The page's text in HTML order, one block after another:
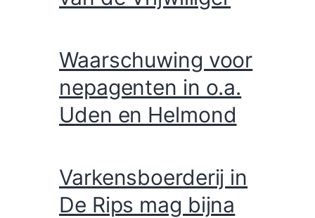
Waarschuwing voor
nepagenten in o.a.
Uden en Helmond
Varkensboerderij in
De Rips mag bijna